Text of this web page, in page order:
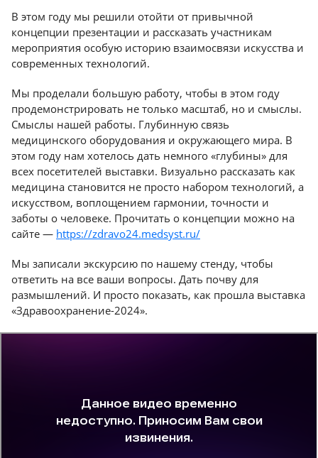
93
Казань
В этом году мы решили отойти от привычной
концепции презентации и рассказать участникам
мероприятия особую историю взаимосвязи искусства и
современных технологий.
Мы проделали большую работу, чтобы в этом году
продемонстрировать не только масштаб, но и смыслы.
Смыслы нашей работы. Глубинную связь
медицинского оборудования и окружающего мира. В
этом году нам хотелось дать немного «глубины» для
всех посетителей выставки. Визуально рассказать как
медицина становится не просто набором технологий, а
искусством, воплощением гармонии, точности и
заботы о человеке. Прочитать о концепции можно на
сайте — https://zdravo24.medsyst.ru/
Мы записали экскурсию по нашему стенду, чтобы
ответить на все ваши вопросы. Дать почву для
размышлений. И просто показать, как прошла выставка
«Здравоохранение-2024».